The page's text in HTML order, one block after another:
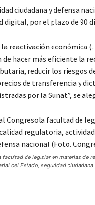
ciudadana y defensa
por el plazo de 90
reactivación económica
hacer más eficiente la
reducir los riesgos
de transferencia y
por la Sunat”, se
facultad de legislar en materias de
del Estado, seguridad